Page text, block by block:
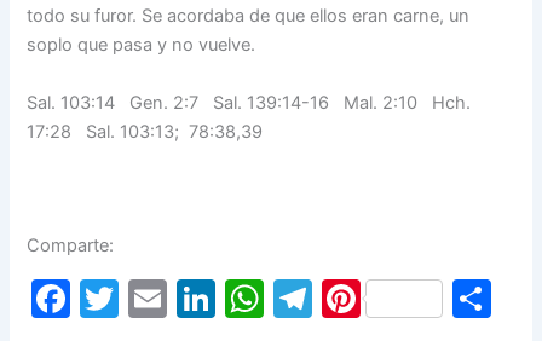
todo su furor. Se acordaba de que ellos eran carne, un
soplo que pasa y no vuelve.
Sal. 103:14 Gen. 2:7 Sal. 139:14-16 Mal. 2:10 Hch.
17:28 Sal. 103:13; 78:38,39
Comparte:
F
T
E
Li W T Pi